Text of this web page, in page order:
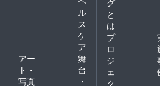
ル
ス
ケ
ア
アー
ト・
写真
舞
台
・
グ
と
は
プ
ロ
ジ
ェ
ク